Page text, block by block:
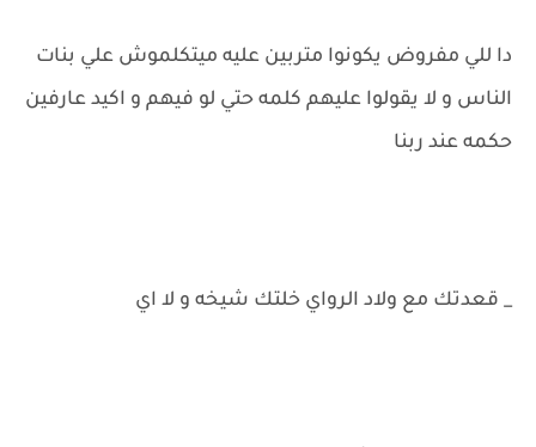
دا للي مفروض يكونوا متربين عليه ميتكلموش علي بنات
الناس و لا يقولوا عليهم كلمه حتي لو فيهم و اكيد عارفين
حكمه عند ربنا
_ قعدتك مع ولاد الرواي خلتك شيخه و لا اي